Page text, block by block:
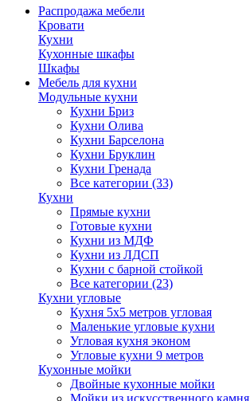
Распродажа мебели
Кровати
Кухни
Кухонные шкафы
Шкафы
Мебель для кухни
Модульные кухни
Кухни Бриз
Кухни Олива
Кухни Барселона
Кухни Бруклин
Кухни Гренада
Все категории (33)
Кухни
Прямые кухни
Готовые кухни
Кухни из МДФ
Кухни из ЛДСП
Кухни с барной стойкой
Все категории (23)
Кухни угловые
Кухня 5х5 метров угловая
Маленькие угловые кухни
Угловая кухня эконом
Угловые кухни 9 метров
Кухонные мойки
Двойные кухонные мойки
Мойки из искусственного камня